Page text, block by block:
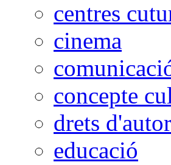
centres
cinema
concepte
drets d'autor
educació